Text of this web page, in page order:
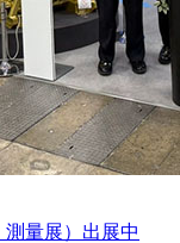
測量展）出展中